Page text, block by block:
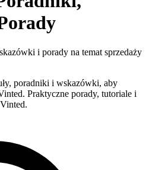
i porady na temat sprzedaży
poradniki i wskazówki, aby
Praktyczne porady, tutoriale i